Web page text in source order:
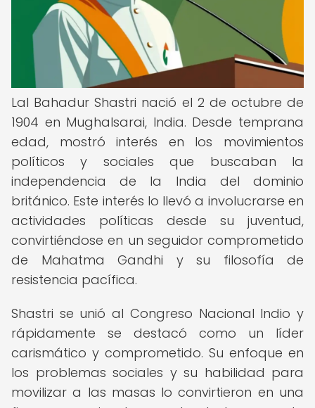
Lal Bahadur Shastri nació el 2 de octubre de
1904 en Mughalsarai, India. Desde temprana
edad, mostró interés en los movimientos
políticos y sociales que buscaban la
independencia de la India del dominio
británico. Este interés lo llevó a involucrarse en
actividades políticas desde su juventud,
convirtiéndose en un seguidor comprometido
de Mahatma Gandhi y su filosofía de
resistencia pacífica.
Shastri se unió al Congreso Nacional Indio y
rápidamente se destacó como un líder
carismático y comprometido. Su enfoque en
los problemas sociales y su habilidad para
movilizar a las masas lo convirtieron en una